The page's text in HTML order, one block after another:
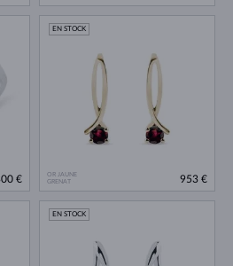
€
OR JAUNE
GRENAT
EN STOCK
953 €
EN STOCK